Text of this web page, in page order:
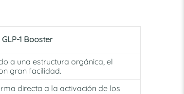
1 Booster
a una estructura orgánica, el
gran facilidad.
directa a la activación de los